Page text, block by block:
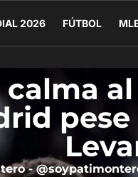
2026 FÚTBOL
-